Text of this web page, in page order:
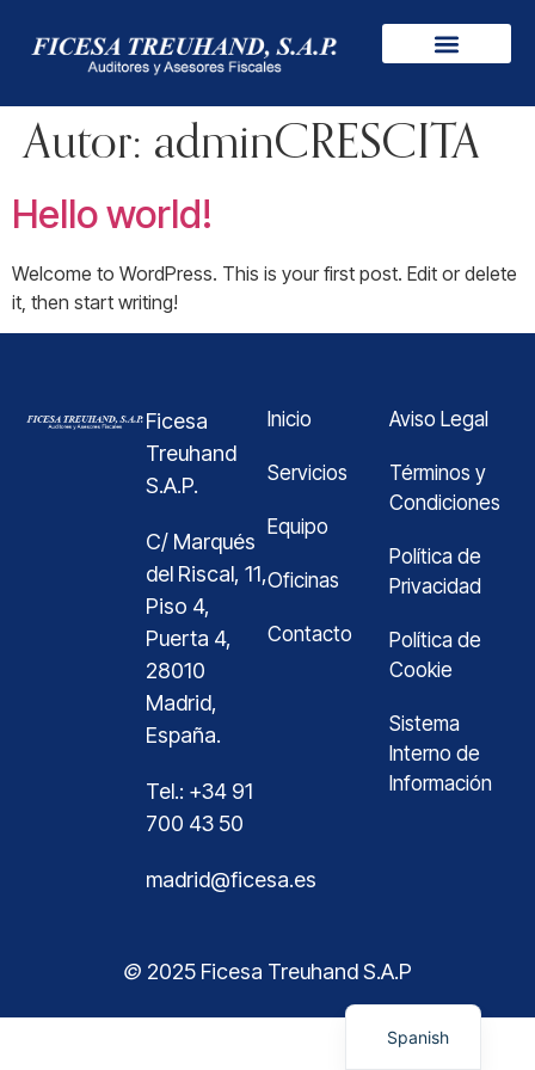
Autor: adminCRESCITA
Hello world!
Welcome to WordPress. This is your first post. Edit or delete
it, then start writing!
Ficesa
Treuhand
S.A.P.
C/ Marqués
del Riscal, 11,
Piso 4,
Puerta 4,
28010
Madrid,
España.
Tel.: +34 91
700 43 50
madrid@ficesa.es
Inicio
Servicios
Equipo
Oficinas
Contacto
Aviso Legal
Términos y
Condiciones
Política de
Privacidad
Política de
Cookie
Sistema
Interno de
Información
© 2025 Ficesa Treuhand S.A.P
Spanish